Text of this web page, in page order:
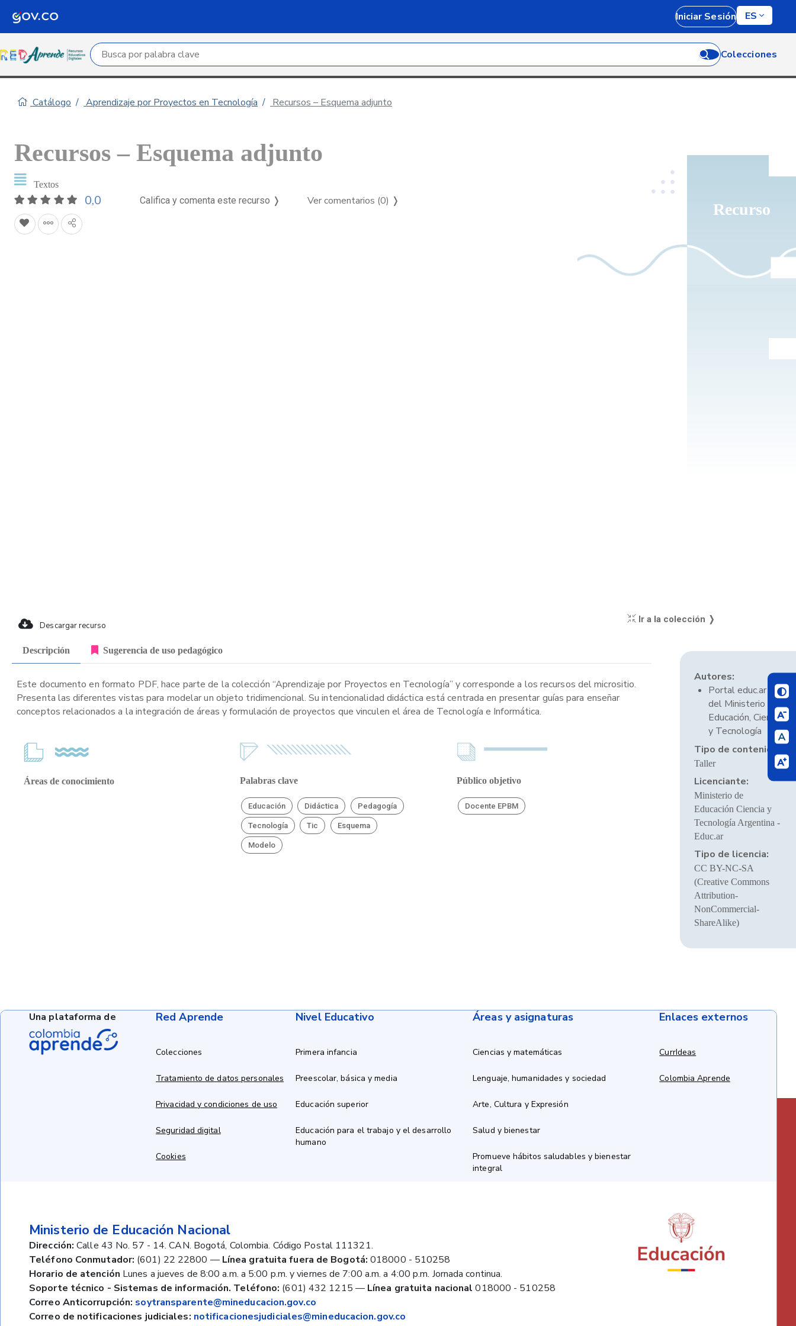
Iniciar Sesión ES
Campo de búsqueda por palabra clave Colecciones
Catálogo Aprendizaje por Proyectos en Tecnología Recursos – Esquema adjunto
Recurso
Recursos – Esquema adjunto
Textos
0,0 Califica y comenta este recurso ❭ Ver comentarios (0) ❭
Descargar recurso
Ir a la colección ❭
Descripción Sugerencia de uso pedagógico
Este documento en formato PDF, hace parte de la colección “Aprendizaje por Proyectos en Tecnología” y corresponde a los recursos del micrositio.
Presenta las diferentes vistas para modelar un objeto tridimencional. Su intencionalidad didáctica está centrada en presentar guías para enseñar
conceptos relacionados a la integración de áreas y formulación de proyectos que vinculen el área de Tecnología e Informática.
Áreas de conocimiento Palabras clave
Educación Didáctica Pedagogía
Tecnología Tic Esquema
Modelo
Público objetivo
Docente EPBM
Autores:
Portal educ.ar
del Ministerio de
Educación, Ciencia
y Tecnología
Tipo de contenido:
Taller
Licenciante:
Ministerio de
Educación Ciencia y
Tecnología Argentina -
Educ.ar
Tipo de licencia:
CC BY-NC-SA
(Creative Commons
Attribution-
NonCommercial-
ShareAlike)
Red Aprende
Colecciones
Tratamiento de datos personales
Privacidad y condiciones de uso
Seguridad digital
Cookies
Nivel Educativo
Primera infancia
Preescolar, básica y media
Educación superior
Educación para el trabajo y el desarrollo
humano
Áreas y asignaturas
Ciencias y matemáticas
Lenguaje, humanidades y sociedad
Arte, Cultura y Expresión
Salud y bienestar
Promueve hábitos saludables y bienestar
integral
Enlaces externos
CurrIdeas
Colombia Aprende
Ministerio de Educación Nacional
Dirección: Calle 43 No. 57 - 14. CAN. Bogotá, Colombia. Código Postal 111321.
Teléfono Conmutador: (601) 22 22800 — Línea gratuita fuera de Bogotá: 018000 - 510258
Horario de atención Lunes a jueves de 8:00 a.m. a 5:00 p.m. y viernes de 7:00 a.m. a 4:00 p.m. Jornada continua.
Soporte técnico - Sistemas de información. Teléfono: (601) 432 1215 — Línea gratuita nacional 018000 - 510258
Correo Anticorrupción: soytransparente@mineducacion.gov.co
Correo de notificaciones judiciales: notificacionesjudiciales@mineducacion.gov.co
Una plataforma de